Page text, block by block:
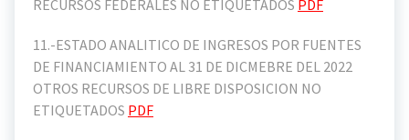
RECURSOS FEDERALES NO ETIQUETADOS PDF
11.-ESTADO ANALITICO DE INGRESOS POR FUENTES
DE FINANCIAMIENTO AL 31 DE DICMEBRE DEL 2022
OTROS RECURSOS DE LIBRE DISPOSICION NO
ETIQUETADOS PDF